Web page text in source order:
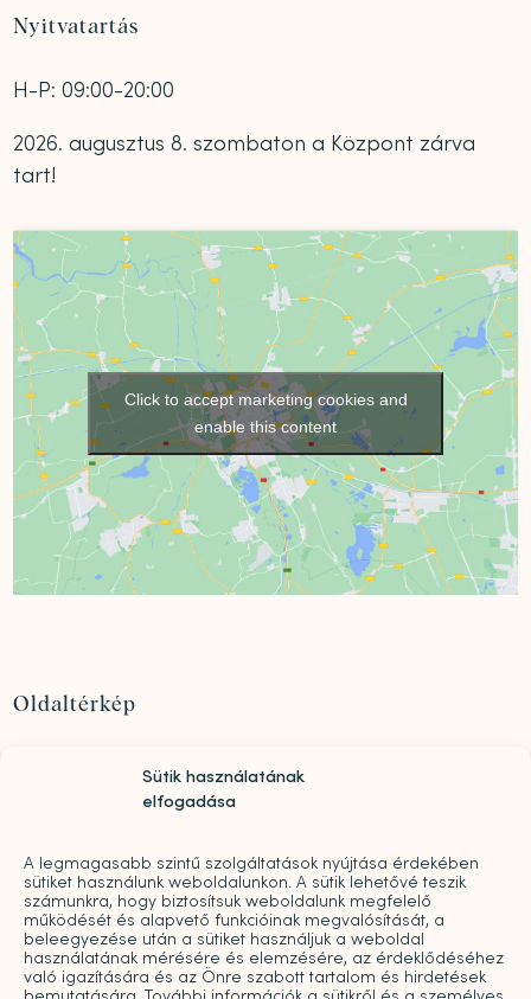
Sütik használatának
elfogadása
A legmagasabb szintű szolgáltatások nyújtása érdekében
sütiket használunk weboldalunkon. A sütik lehetővé teszik
számunkra, hogy biztosítsuk weboldalunk megfelelő
működését és alapvető funkcióinak megvalósítását, a
beleegyezése után a sütiket használjuk a weboldal
használatának mérésére és elemzésére, az érdeklődéséhez
való igazítására és az Önre szabott tartalom és hirdetések
Nyitvatartás
H-P: 09:00-20:00
2026. augusztus 8. szombaton a Központ zárva
tart!
Click to accept marketing cookies and
enable this content
Oldaltérkép
Szolgáltatások
díjazására
Sajtó
Pro bono
Árak
Kapcsolat